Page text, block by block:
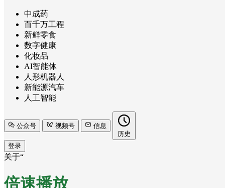
中成药
百千万工程
新鲜零食
数字健康
化妆品
AI智能体
人形机器人
新能源汽车
人工智能
公众号 视频号
信息
历史
登录
关于“
倍速播放